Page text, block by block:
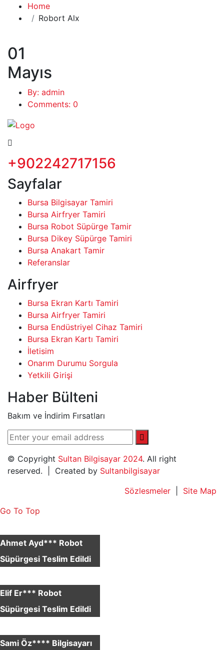
Home
Robort Alx
01
Mayıs
By: admin
Comments: 0
+902242717156
Sayfalar
Bursa Bilgisayar Tamiri
Bursa Airfryer Tamiri
Bursa Robot Süpürge Tamir
Bursa Dikey Süpürge Tamiri
Bursa Anakart Tamir
Referanslar
Airfryer
Bursa Ekran Kartı Tamiri
Bursa Airfryer Tamiri
Bursa Endüstriyel Cihaz Tamiri
Bursa Ekran Kartı Tamiri
İletisim
Onarım Durumu Sorgula
Yetkili Girişi
Haber Bülteni
Bakım ve İndirim Fırsatları
© Copyright Sultan Bilgisayar 2024. All right
reserved. | Created by Sultanbilgisayar
Sözlesmeler
Site Map
Go To Top
Ahmet Ayd*** Robot
Süpürgesi Teslim Edildi
Elif Er*** Robot
Süpürgesi Teslim Edildi
Sami Öz**** Bilgisayarı